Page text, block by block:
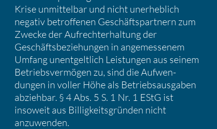
Krise unmit­telbar und nicht unerheb­lich
negativ betrof­fenen Geschäfts­part­nern zum
Zwecke der Aufrecht­erhal­tung der
Geschäfts­be­zie­hungen in angemes­senem
Umfang unent­gelt­lich Leistungen aus seinem
Betriebs­ver­mögen zu, sind die Aufwen­
dungen in voller Höhe als Betriebs­aus­gaben
abziehbar. § 4 Abs. 5 S. 1 Nr. 1 EStG ist
insoweit aus Billig­keits­gründen nicht
anzuwenden.